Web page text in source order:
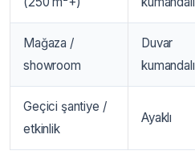
Mağaza /
showroom
Duvar
kumandalı
Geçici şantiye /
etkinlik
Ayaklı